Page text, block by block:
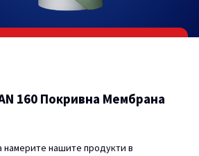
160 Покривна Мембрана
нашите продукти в